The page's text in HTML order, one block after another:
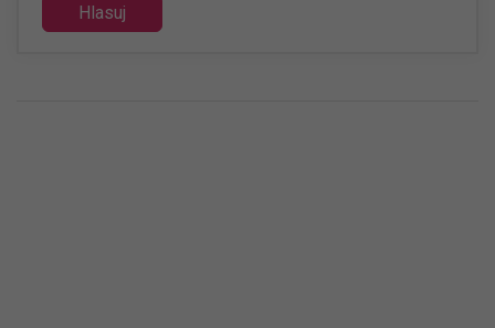
Hlasuj